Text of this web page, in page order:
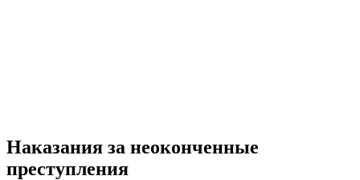
Наказания за неоконченные
преступления